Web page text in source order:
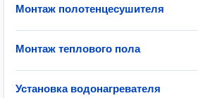
Монтаж полотенцесушителя
Монтаж теплового пола
Установка водонагревателя